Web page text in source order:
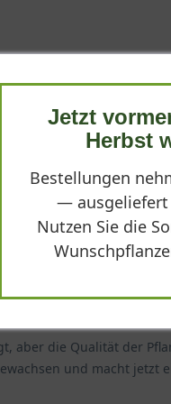
war exakt in der
Pflanzung wirkte das
aber die Qualität der
und macht jetzt
Jetzt
Herbst
Bestellungen
— ausgeliefert
Nutzen Sie die